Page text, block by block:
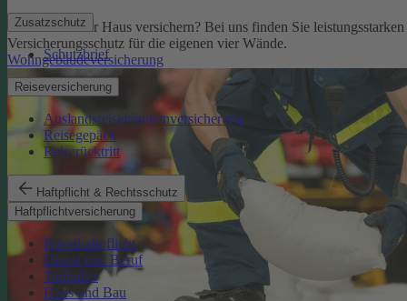
Zusatzschutz
Schutzbrief
Reiseversicherung
Auslandsreisekrankenversicherung
Reisegepäck
Reiserücktritt
Haftpflicht & Rechtsschutz
Haftpflichtversicherung
Privathaftpflicht
Dienst und Beruf
Tierhalter
Haus und Bau
Sie möchten Ihr Haus versichern? Bei uns finden Sie leistungsstarken
Versicherungsschutz für die eigenen vier Wände.
Wohngebäudeversicherung